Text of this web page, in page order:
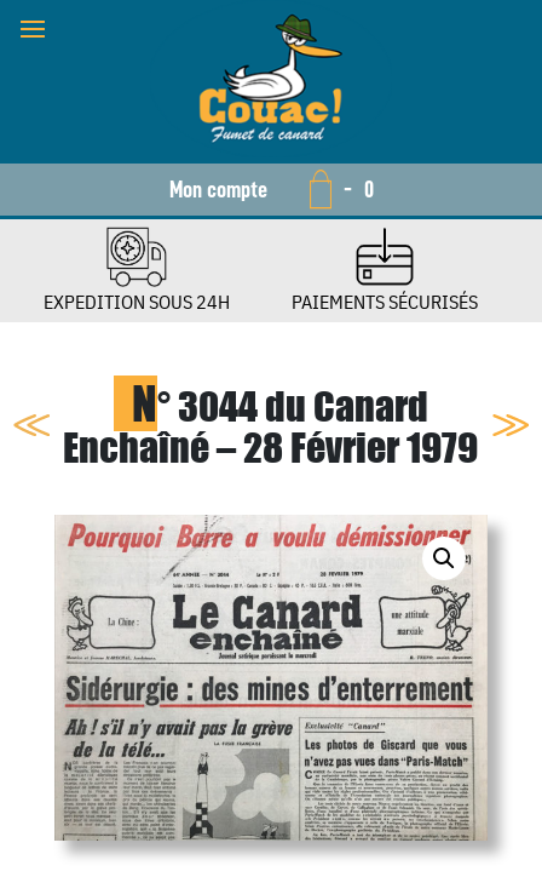
Mon compte - 0
EXPEDITION SOUS 24H PAIEMENTS SÉCURISÉS
N° 3044 du Canard
Enchaîné – 28 Février 1979